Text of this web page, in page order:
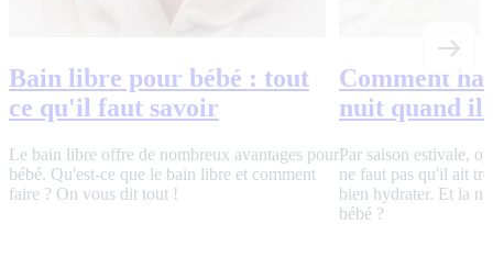
Bain libre pour bébé : tout
ce qu'il faut savoir
Le bain libre offre de nombreux avantages pour
bébé. Qu'est-ce que le bain libre et comment
faire ? On vous dit tout !
Comment
nuit quand il
Par saison estivale,
ne faut pas qu'il ait
bien hydrater. Et la
bébé ?